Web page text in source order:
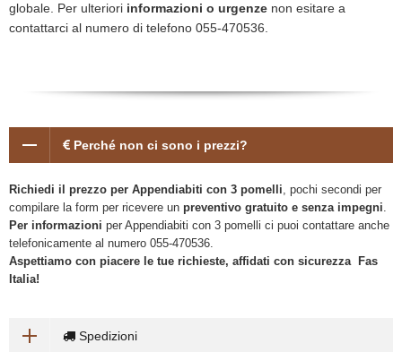
globale. Per ulteriori informazioni o urgenze non esitare a
contattarci al numero di telefono 055-470536.
Perché non ci sono i prezzi?
Richiedi il prezzo per Appendiabiti con 3 pomelli, pochi secondi per
compilare la form per ricevere un preventivo gratuito e senza impegni.
Per informazioni per Appendiabiti con 3 pomelli ci puoi contattare anche
telefonicamente al numero 055-470536.
Aspettiamo con piacere le tue richieste, affidati con sicurezza Fas
Italia!
Spedizioni